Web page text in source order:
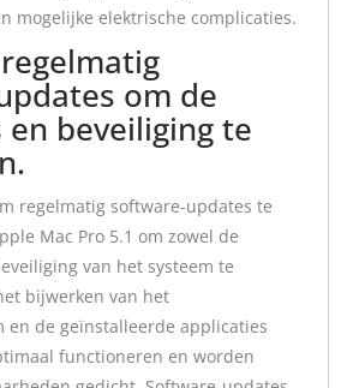
mogelijke elektrische complicaties.
om de
beveiliging te
regelmatig software-updates te
Mac Pro 5.1 om zowel de
van het systeem te
bijwerken van het
en de geïnstalleerde applicaties
functioneren en worden